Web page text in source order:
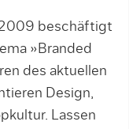
2009 beschäftigt
»Branded
des aktuellen
Design,
Lassen